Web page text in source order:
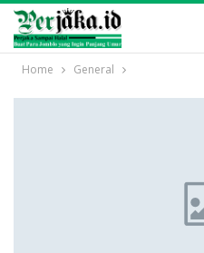
Home General